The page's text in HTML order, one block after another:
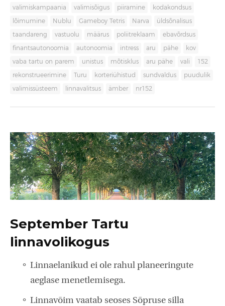
valimiskampaania valimisõigus piiramine kodakondsus
lõimumine Nublu Gameboy Tetris Narva üldsõnalisus
taandareng vastuolu määrus poliitreklaam ebavõrdsus
finantsautonoomia autonoomia intress aru pähe kov
vaba tartu on parem unistus mõtisklus aru pähe vali 152
rekonstrueerimine Turu korteriühistud sundvaldus puudulik
valimissüsteem linnavalitsus ämber nr152
September Tartu
linnavolikogus
Linnaelanikud ei ole rahul planeeringute
aeglase menetlemisega.
Linnavõim vaatab seoses Sõpruse silla